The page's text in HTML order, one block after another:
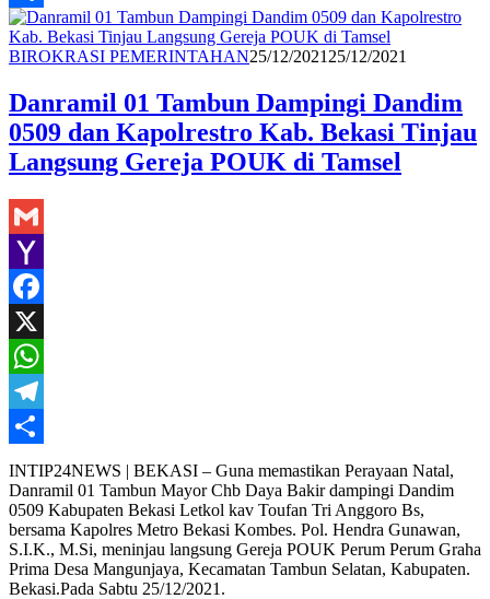
Share
BIROKRASI PEMERINTAHANRedaksi
25/12/2021 25/12/2021
Danramil 01 Tambun Dampingi Dandim
0509 dan Kapolrestro Kab. Bekasi Tinjau
Langsung Gereja POUK di Tamsel
Gmail
Yahoo
Mail
Facebook
X
WhatsApp
Telegram
Share
INTIP24NEWS | BEKASI – Guna memastikan Perayaan Natal,
Danramil 01 Tambun Mayor Chb Daya Bakir dampingi Dandim
0509 Kabupaten Bekasi Letkol kav Toufan Tri Anggoro Bs,
bersama Kapolres Metro Bekasi Kombes. Pol. Hendra Gunawan,
S.I.K., M.Si, meninjau langsung Gereja POUK Perum Perum Graha
Prima Desa Mangunjaya, Kecamatan Tambun Selatan, Kabupaten.
Bekasi.Pada Sabtu 25/12/2021.